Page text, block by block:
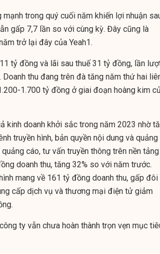
mạnh trong quý cuối năm khiến lợi nhuận
gấp 7,7 lần so với cùng kỳ. Đây cũng là
trở lại đây của Yeah1.
tỷ đồng và lãi sau thuế 31 tỷ đồng, lần
thu đang trên đà tăng năm thứ hai
1.700 tỷ đồng ở giai đoạn hoàng kim
kinh doanh khởi sắc trong năm 2023 nhờ
truyền hình, bản quyền nội dung và quảng
cáo, tư vấn truyền thông trên nền
doanh thu, tăng 32% so với năm trước.
mang về 161 tỷ đồng doanh thu, gấp đôi
cấp dịch vụ và thương mại điện tử giảm
ty vẫn chưa hoàn thành trọn vẹn mục